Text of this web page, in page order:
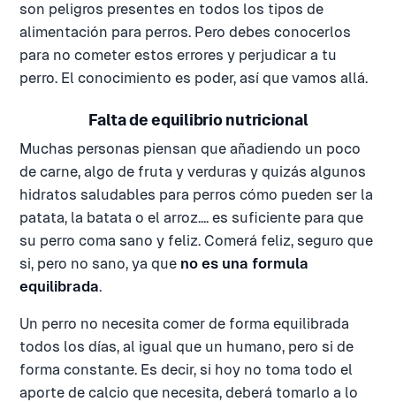
son peligros presentes en todos los tipos de
alimentación para perros. Pero debes conocerlos
para no cometer estos errores y perjudicar a tu
perro. El conocimiento es poder, así que vamos allá.
Falta de equilibrio nutricional
Muchas personas piensan que añadiendo un poco
de carne, algo de fruta y verduras y quizás algunos
hidratos saludables para perros cómo pueden ser la
patata, la batata o el arroz.... es suficiente para que
su perro coma sano y feliz. Comerá feliz, seguro que
si, pero no sano, ya que no es una formula
equilibrada.
Un perro no necesita comer de forma equilibrada
todos los días, al igual que un humano, pero si de
forma constante. Es decir, si hoy no toma todo el
aporte de calcio que necesita, deberá tomarlo a lo